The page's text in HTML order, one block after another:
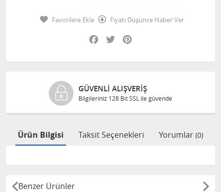
Favorilere Ekle
Fiyatı Düşünce Haber Ver
Facebook
Twitter
GÜVENLI ALIŞVERIŞ
Bilgileriniz 128 Bit SSL ile güvende
Ürün Bilgisi Taksit Seçenekleri Yorumlar (0)
Benzer Ürünler